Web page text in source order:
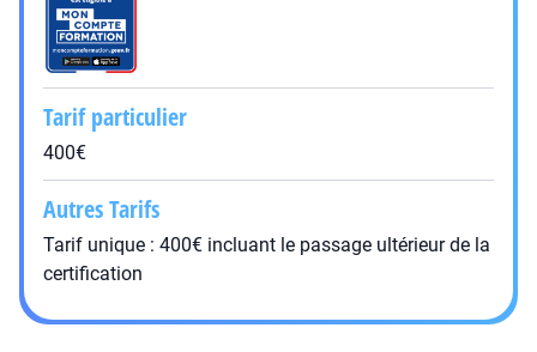
Tarif particulier
400€
Autres Tarifs
Tarif unique : 400€ incluant le passage ultérieur de la
certification